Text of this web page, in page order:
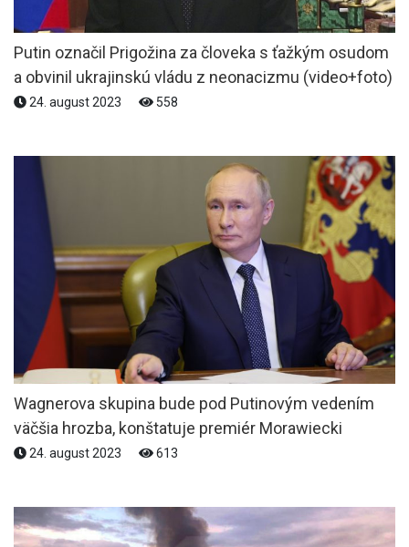
Putin označil Prigožina za človeka s ťažkým osudom
a obvinil ukrajinskú vládu z neonacizmu (video+foto)
24. august 2023 558
Wagnerova skupina bude pod Putinovým vedením
väčšia hrozba, konštatuje premiér Morawiecki
24. august 2023 613